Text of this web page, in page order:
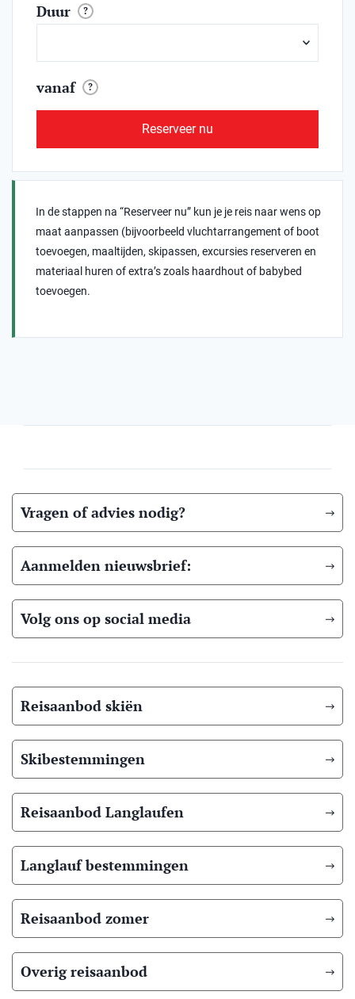
Duur ?
vanaf ?
Reserveer nu
In de stappen na “Reserveer nu” kun je je reis naar wens op
maat aanpassen (bijvoorbeeld vluchtarrangement of boot
toevoegen, maaltijden, skipassen, excursies reserveren en
materiaal huren of extra’s zoals haardhout of babybed
toevoegen.
Vragen of advies nodig?
Aanmelden nieuwsbrief:
Volg ons op social media
Reisaanbod skiën
Skibestemmingen
Reisaanbod Langlaufen
Langlauf bestemmingen
Reisaanbod zomer
Overig reisaanbod